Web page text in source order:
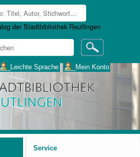
___Leichte Sprache ___Mein Konto
Service